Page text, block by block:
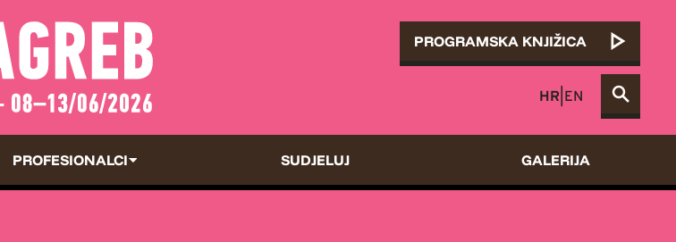
PROGRAMSKA KNJIŽICA
HR EN
PROFESIONALCI SUDJELUJ GALERIJA